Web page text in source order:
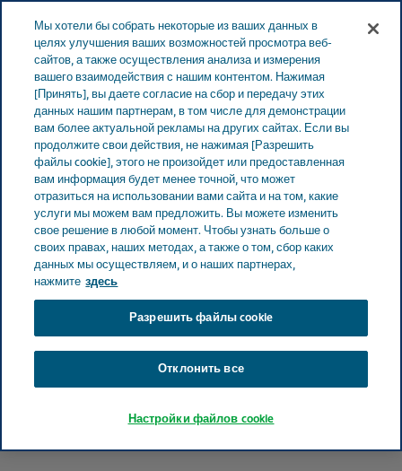
ЭСТОНИЯ
Estonia Новости и СМИ
Главные новости
Сотрудничество между фармацевтами и лицами,
осуществляющими уход, в Канаде
Сотрудничество между
фармацевтами и лицами,
осуществляющими уход,
в Канаде
Мы хотели бы собрать некоторые из ваших данных в
целях улучшения ваших возможностей просмотра веб-
сайтов, а также осуществления анализа и измерения
вашего взаимодействия с нашим контентом. Нажимая
[Принять], вы даете согласие на сбор и передачу этих
данных нашим партнерам, в том числе для демонстрации
вам более актуальной рекламы на других сайтах. Если вы
продолжите свои действия, не нажимая [Разрешить
файлы cookie], этого не произойдет или предоставленная
вам информация будет менее точной, что может
отразиться на использовании вами сайта и на том, какие
услуги мы можем вам предложить. Вы можете изменить
свое решение в любой момент. Чтобы узнать больше о
своих правах, наших методах, а также о том, сбор каких
данных мы осуществляем, и о наших партнерах,
нажмите здесь
Разрешить файлы cookie
Отклонить все
Настройки файлов cookie